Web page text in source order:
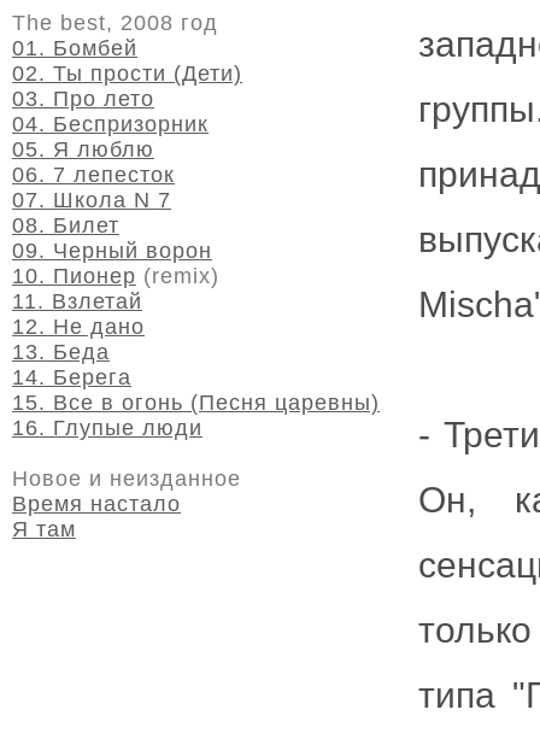
-
Он,
типа
The best, 2008 год
01. Бомбей
02. Ты прости (Дети)
03. Про лето
04. Беспризорник
05. Я люблю
06. 7 лепесток
07. Школа N 7
08. Билет
09. Черный ворон
10. Пионер (remix)
11. Взлетай
12. Не дано
13. Беда
14. Берега
15. Все в огонь (Песня царевны)
16. Глупые люди
Новое и неизданное
Время настало
Я там